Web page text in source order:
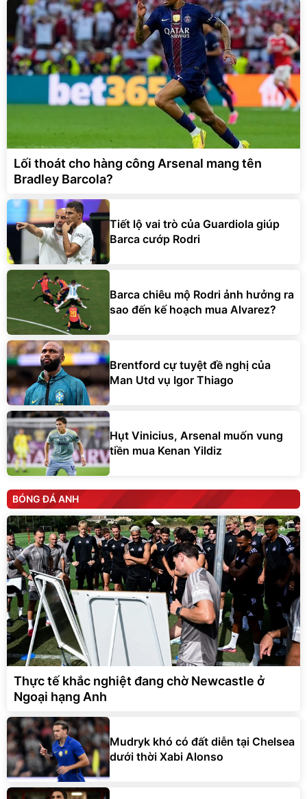
Lối thoát cho hàng công Arsenal mang tên
Bradley Barcola?
Tiết lộ vai trò của Guardiola giúp
Barca cướp Rodri
Barca chiêu mộ Rodri ảnh hưởng ra
sao đến kế hoạch mua Alvarez?
Brentford cự tuyệt đề nghị của
Man Utd vụ Igor Thiago
Hụt Vinicius, Arsenal muốn vung
tiền mua Kenan Yildiz
BÓNG ĐÁ ANH
Thực tế khắc nghiệt đang chờ Newcastle ở
Ngoại hạng Anh
Mudryk khó có đất diễn tại Chelsea
dưới thời Xabi Alonso